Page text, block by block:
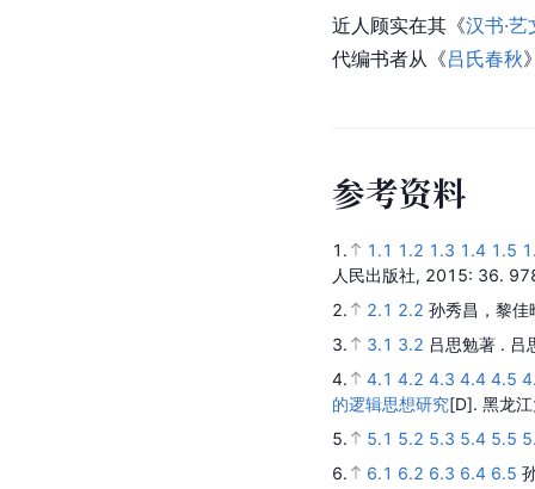
近人顾实在其《汉书·
代编书者从《吕氏春秋
参考资料
1. 1.1 1.2 1.3 1.4 1.5
人民出版社, 2015: 36.
2.
2.1 2.2 孙秀昌，黎
3.
3.1 3.2 吕思勉著 . 吕
4.
4.1 4.2 4.3 4.4 4.5
的逻辑思想研究[D]. 黑龙
5.
5.1 5.2 5.3 5.4 5.5
6.
6.1 6.2 6.3 6.4 6.5